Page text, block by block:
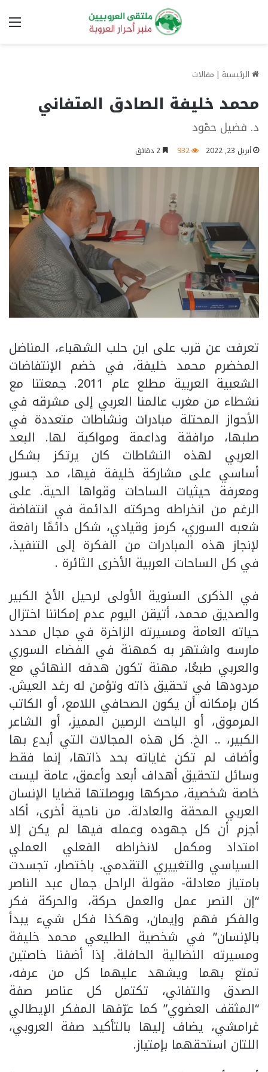
الرئيسية | مقالات
محمد خليفة الصادق المتفاني
د. فضيل حمّود
أبريل 23, 2022 932
تعرفت عن قرب على ابن حلب الشهباء، المناضل
المخضرم محمد خليفة، في خضم الإنتفاضات
الشعبية العربية مطلع عام 2011. جمعتنا مع
نشطاء من مغرب عالمنا العربي إلى مشرقه في
الأحواز المحتلة مبادرات ونشاطات متعددة في
صلبها، مرافقة وداعمة ومواكبة لها. البعد
العربي لهذه النشاطات كان يرتكز بشكل
أساسي على مشاركة خليفة فيها، مد جسور
ومعرفة حيثيات الساحات وقواها الحية. على
الرغم من انخراطه وحركته الدائمة في انتفاضة
شعبه السوري، كرمز وقيادي، شكل دائمًا رافعة
لإنجاز هذه المبادرات من الفكرة إلى التنفيذ،
في كل الساحات العربية الأخرى الثائرة .
في الذكرى السنوية الأولى لرحيل الأخ الكبير
والصديق محمد، أتيقن اليوم عدم إمكاننا اختزال
حياته العامة ومسيرته الزاخرة في مجال محدد
مارسه واشتهر به كمهنة في الفضاء السوري
والعربي طبعًا، مهنة تكون هدفه النهائي مع
مردودها في تحقيق ذاته وتؤمن له رغد العيش.
كان بإمكانه أن يكون الصحافي اللامع، أو الكاتب
المرموق، أو الباحث الرصين المميز، أو الشاعر
الكبير، .. الخ. كل هذه المجالات التي أبدع بها
وأضاف لم تكن غاياته بحد ذاتها، إنما فقط
وسائل لتحقيق أهداف أبعد وأعمق، عامة ليست
خاصة شخصية، محركها وبوصلتها قضايا الإنسان
العربي المحقة والعادلة. من ناحية أخرى، أكاد
أجزم أن كل جهوده وعمله فيها لم يكن إلا
امتداد ومكمل لانخراطه الفعلي العملي
السياسي والتغييري التقدمي. باختصار، تجسدت
بامتياز معادلة- مقولة الراحل جمال عبد الناصر
“إن النصر عمل والعمل حركة، والحركة فكر
والفكر فهم وإيمان، وهكذا فكل شيء يبدأ
بالإنسان” في شخصية الطليعي محمد خليفة
ومسيرته النضالية الحافلة. إذا أضفنا خاصتين
تمتع بهما ويشهد عليهما كل من عرفه،
الصدق والتفاني، تكتمل كل عناصر صفة
“المثقف العضوي” كما عرّفها المفكر الإيطالي
غرامشي، يضاف إليها بالتأكيد صفة العروبي،
اللتان استحقهما بإمتياز.